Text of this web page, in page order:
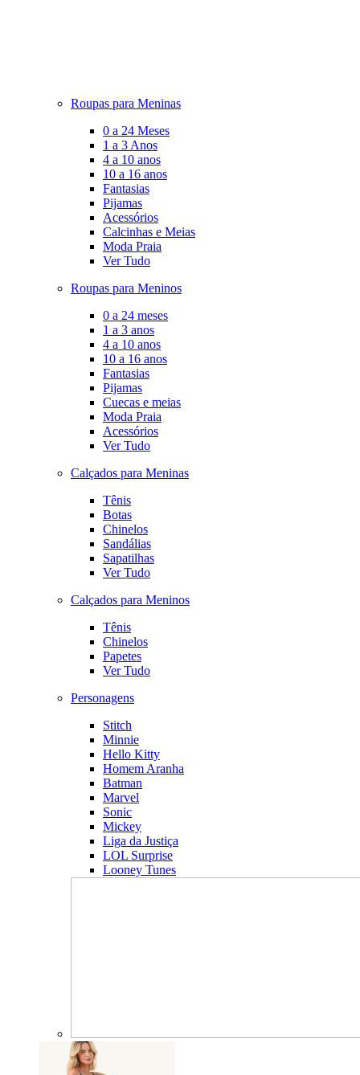
Roupas para Meninas
0 a 24 Meses
1 a 3 Anos
4 a 10 anos
10 a 16 anos
Fantasias
Pijamas
Acessórios
Calcinhas e Meias
Moda Praia
Ver Tudo
Roupas para Meninos
0 a 24 meses
1 a 3 anos
4 a 10 anos
10 a 16 anos
Fantasias
Pijamas
Cuecas e meias
Moda Praia
Acessórios
Ver Tudo
Calçados para Meninas
Tênis
Botas
Chinelos
Sandálias
Sapatilhas
Ver Tudo
Calçados para Meninos
Tênis
Chinelos
Papetes
Ver Tudo
Personagens
Stitch
Minnie
Hello Kitty
Homem Aranha
Batman
Marvel
Sonic
Mickey
Liga da Justiça
LOL Surprise
Looney Tunes